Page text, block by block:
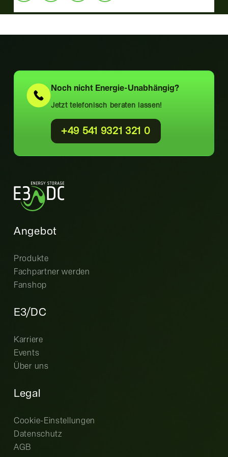
Noch nicht Energie-Unabhängig?
Jetzt telefonisch beraten lassen!
+49 541 9321 321 0
Angebot
Produkte
Fachpartner werden
Fanshop
E3/DC
Karriere
Events
Über uns
Legal
Cookie-Einstellungen
Datenschutz
AGB